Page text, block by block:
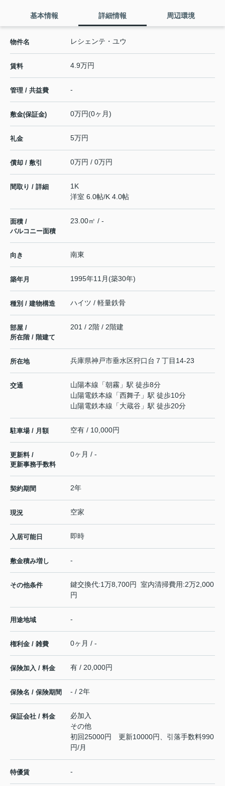
基本情報 詳細情報 周辺環境
物件名 レシェンテ・ユウ
賃料 4.9万円
管理 / 共益費 -
敷金(保証金) 0万円(0ヶ月)
礼金 5万円
償却 / 敷引 0万円 / 0万円
間取り / 詳細
1K
洋室 6.0帖/K 4.0帖
面積 /
バルコニー面積
23.00㎡ / -
向き 南東
築年月 1995年11月(築30年)
種別 / 建物構造 ハイツ / 軽量鉄骨
部屋 /
所在階 / 階建て
201 / 2階 / 2階建
所在地 兵庫県神戸市垂水区狩口台 ７丁目14-23
交通 山陽本線 「朝霧 」駅 徒歩8分
山陽電鉄本線 「西舞子 」駅 徒歩10分
山陽電鉄本線 「大蔵谷 」駅 徒歩20分
駐車場 / 月額 空有 / 10,000円
更新料 /
更新事務手数料
0ヶ月 / -
契約期間 2年
現況 空家
入居可能日 即時
敷金積み増し -
その他条件
鍵交換代:1万8,700円 室内清掃費用:2万2,000
円
用途地域 -
権利金 / 雑費 0ヶ月 / -
保険加入 / 料金 有 / 20,000円
保険名 / 保険期間 - / 2年
保証会社 / 料金
必加入
その他
初回25000円 更新10000円、引落手数料990
円/月
特優賃 -